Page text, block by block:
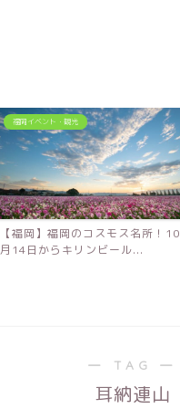
福岡イベント・観光
【福岡】福岡のコスモス名所！10
月14日からキリンビール...
― TAG ―
耳納連山